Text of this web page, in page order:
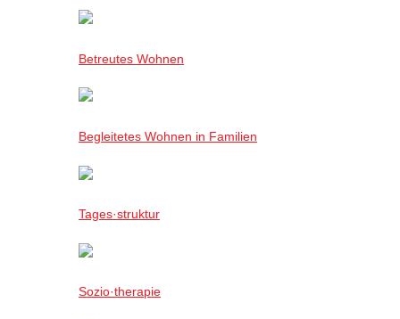
Betreutes Wohnen
Begleitetes Wohnen in Familien
Tages·struktur
Sozio·therapie